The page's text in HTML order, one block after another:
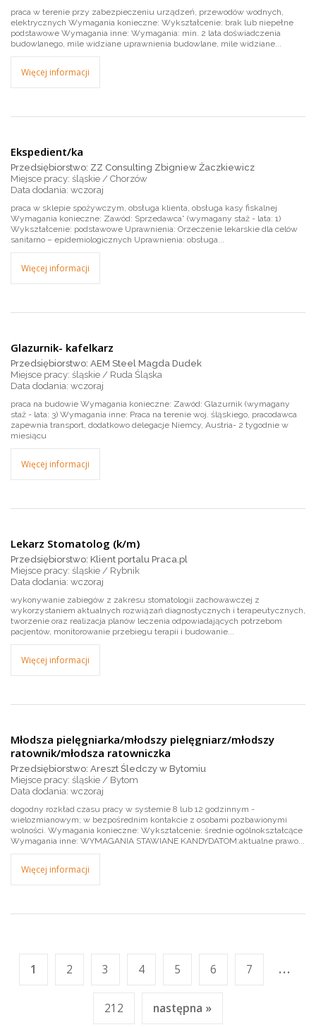
praca w terenie przy zabezpieczeniu urządzeń, przewodów wodnych,
elektrycznych Wymagania konieczne: Wykształcenie: brak lub niepełne
podstawowe Wymagania inne: Wymagania: min. 2 lata doświadczenia
budowlanego, mile widziane uprawnienia budowlane, mile widziane...
Więcej informacji
Ekspedient/ka
Przedsiębiorstwo: ZZ Consulting Zbigniew Żaczkiewicz
Miejsce pracy: śląskie / Chorzów
wczoraj
praca w sklepie spożywczym, obsługa klienta, obsługa kasy fiskalnej
Wymagania konieczne: Zawód: Sprzedawca* (wymagany staż - lata: 1)
Wykształcenie: podstawowe Uprawnienia: Orzeczenie lekarskie dla celów
sanitarno – epidemiologicznych Uprawnienia: obsługa...
Więcej informacji
Glazurnik- kafelkarz
Przedsiębiorstwo: AEM Steel Magda Dudek
Miejsce pracy: śląskie / Ruda Śląska
wczoraj
praca na budowie Wymagania konieczne: Zawód: Glazurnik (wymagany
staż - lata: 3) Wymagania inne: Praca na terenie woj. śląskiego, pracodawca
zapewnia transport, dodatkowo delegacje Niemcy, Austria- 2 tygodnie w
miesiącu
Więcej informacji
Lekarz Stomatolog (k/m)
Przedsiębiorstwo: Klient portalu Praca.pl
Miejsce pracy: śląskie / Rybnik
wczoraj
wykonywanie zabiegów z zakresu stomatologii zachowawczej z
wykorzystaniem aktualnych rozwiązań diagnostycznych i terapeutycznych,
tworzenie oraz realizacja planów leczenia odpowiadających potrzebom
pacjentów, monitorowanie przebiegu terapii i budowanie...
Więcej informacji
Młodsza pielęgniarka/młodszy pielęgniarz/młodszy
ratownik/młodsza ratowniczka
Przedsiębiorstwo: Areszt Śledczy w Bytomiu
Miejsce pracy: śląskie / Bytom
wczoraj
dogodny rozkład czasu pracy w systemie 8 lub 12 godzinnym -
wielozmianowym; w bezpośrednim kontakcie z osobami pozbawionymi
wolności. Wymagania konieczne: Wykształcenie: średnie ogólnokształcące
Wymagania inne: WYMAGANIA STAWIANE KANDYDATOM:aktualne prawo...
Więcej informacji
1 2 3 4 5 6 7 ...
212 następna »